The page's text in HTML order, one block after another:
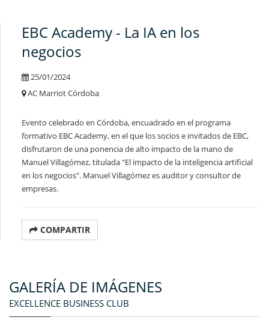
EBC Academy - La IA en los
negocios
25/01/2024
AC Marriot Córdoba
Evento celebrado en Córdoba, encuadrado en el programa
formativo EBC Academy, en el que los socios e invitados de EBC,
disfrutaron de una ponencia de alto impacto de la mano de
Manuel Villagómez, titulada "El impacto de la inteligencia artificial
en los negocios". Manuel Villagómez es auditor y consultor de
empresas.
COMPARTIR
GALERÍA DE IMÁGENES
EXCELLENCE BUSINESS CLUB